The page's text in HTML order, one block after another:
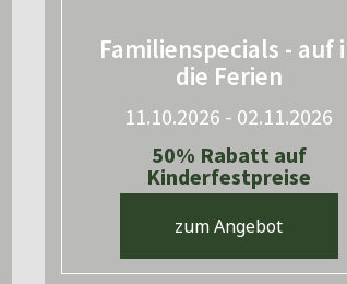
Familienspecials - auf
die Ferien
11.10.2026 - 02.11.2026
50% Rabatt auf
Kinderfestpreise
zum Angebot